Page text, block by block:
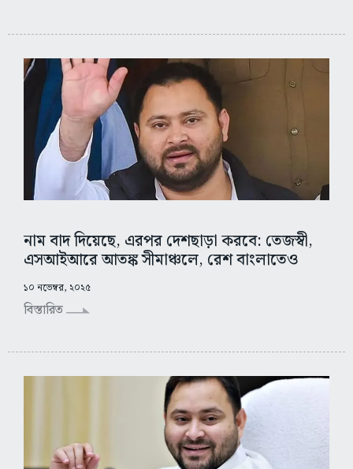
নাম বাদ দিয়েছে, এরপর দেশছাড়া করবে: তেজস্বী,
এসআইআরে আতঙ্ক সীমাঞ্চলে, রেশ বাংলাতেও
১০ নভেম্বর, ২০২৫
বিস্তারিত